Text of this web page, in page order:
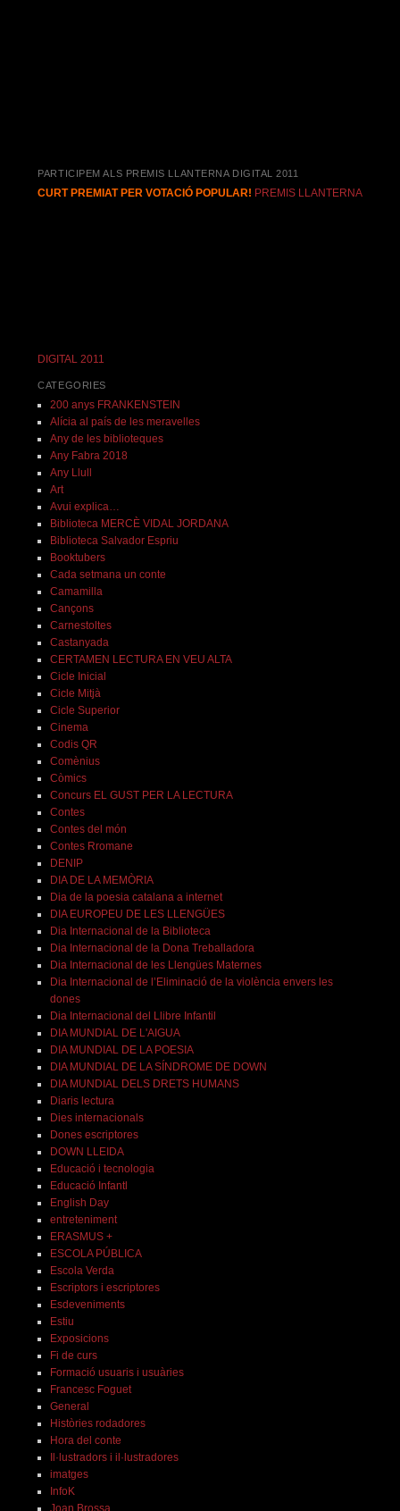
PARTICIPEM ALS PREMIS LLANTERNA DIGITAL 2011
CURT PREMIAT PER VOTACIÓ POPULAR! PREMIS LLANTERNA
DIGITAL 2011
CATEGORIES
200 anys FRANKENSTEIN
Alícia al país de les meravelles
Any de les biblioteques
Any Fabra 2018
Any Llull
Art
Avui explica…
Biblioteca MERCÈ VIDAL JORDANA
Biblioteca Salvador Espriu
Booktubers
Cada setmana un conte
Camamilla
Cançons
Carnestoltes
Castanyada
CERTAMEN LECTURA EN VEU ALTA
Cicle Inicial
Cicle Mitjà
Cicle Superior
Cinema
Codis QR
Comènius
Còmics
Concurs EL GUST PER LA LECTURA
Contes
Contes del món
Contes Rromane
DENIP
DIA DE LA MEMÒRIA
Dia de la poesia catalana a internet
DIA EUROPEU DE LES LLENGÜES
Dia Internacional de la Biblioteca
Dia Internacional de la Dona Treballadora
Dia Internacional de les Llengües Maternes
Dia Internacional de l’Eliminació de la violència envers les
dones
Dia Internacional del Llibre Infantil
DIA MUNDIAL DE L'AIGUA
DIA MUNDIAL DE LA POESIA
DIA MUNDIAL DE LA SÍNDROME DE DOWN
DIA MUNDIAL DELS DRETS HUMANS
Diaris lectura
Dies internacionals
Dones escriptores
DOWN LLEIDA
Educació i tecnologia
Educació Infantl
English Day
entreteniment
ERASMUS +
ESCOLA PÚBLICA
Escola Verda
Escriptors i escriptores
Esdeveniments
Estiu
Exposicions
Fi de curs
Formació usuaris i usuàries
Francesc Foguet
General
Històries rodadores
Hora del conte
Il·lustradors i il·lustradores
imatges
InfoK
Joan Brossa